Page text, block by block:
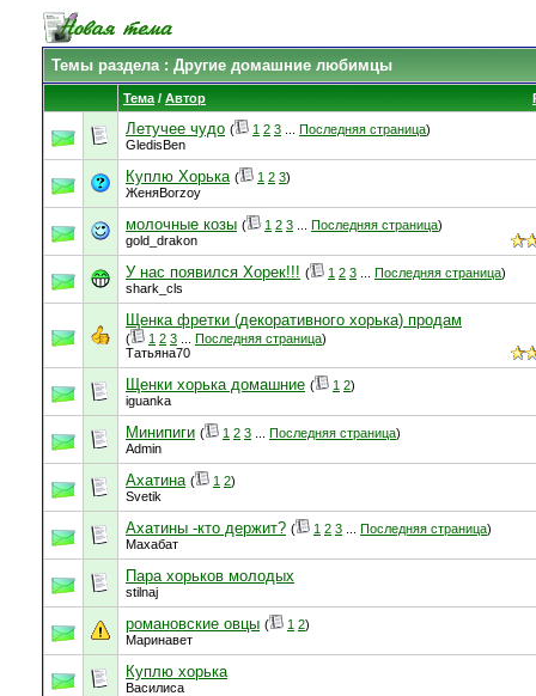
Темы раздела: Другие домашние любимцы
Тема / Автор
Летучее чудо ( 1 2 3 Последняя страница)
GledisBen
Куплю Хорька ( 1 2 3)
ЖеняBorzoy
молочные козы ( 1 2 3 Последняя страница)
gold_drakon
У нас появился Хорек!!! ( 1 2 3 Последняя страница)
shark_cls
Щенка фретки (декоративного хорька) продам
( 1 2 3 Последняя страница)
Татьяна70
Щенки хорька домашние ( 1 2)
iguanka
Минипиги ( 1 2 3 Последняя страница)
Admin
Ахатина ( 1 2)
Svetik
Ахатины -кто держит? ( 1 2 3 Последняя страница)
Махабат
Пара хорьков молодых
stilnaj
романовские овцы ( 1 2)
Маринавет
Куплю хорька
Василиса